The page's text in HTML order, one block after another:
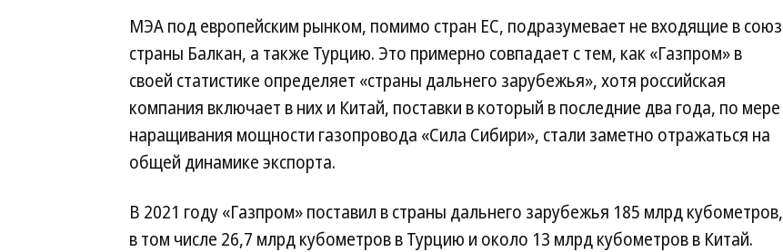
МЭА под европейским рынком, помимо стран ЕС, подразумевает не входящие в союз
страны Балкан, а также Турцию. Это примерно совпадает с тем, как «Газпром» в
своей статистике определяет «страны дальнего зарубежья», хотя российская
компания включает в них и Китай, поставки в который в последние два года, по мере
наращивания мощности газопровода «Сила Сибири», стали заметно отражаться на
общей динамике экспорта.
В 2021 году «Газпром» поставил в страны дальнего зарубежья 185 млрд кубометров,
в том числе 26,7 млрд кубометров в Турцию и около 13 млрд кубометров в Китай.